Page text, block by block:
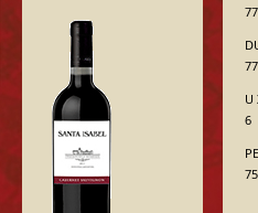
U
6